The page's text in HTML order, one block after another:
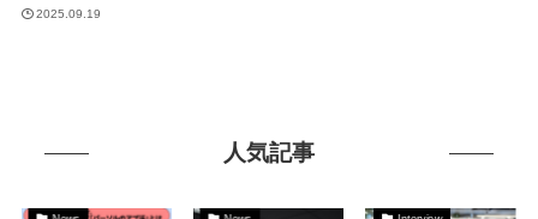
2025.09.19
人気記事